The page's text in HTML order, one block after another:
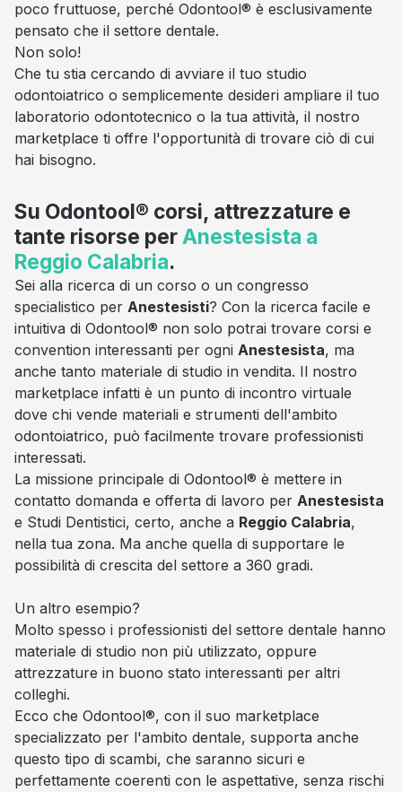
poco fruttuose, perché Odontool® è esclusivamente
pensato che il settore dentale.
Non solo!
Che tu stia cercando di avviare il tuo studio
odontoiatrico o semplicemente desideri ampliare il tuo
laboratorio odontotecnico o la tua attività, il nostro
marketplace ti offre l'opportunità di trovare ciò di cui
hai bisogno.
Su Odontool® corsi, attrezzature e
tante risorse per Anestesista a
Reggio Calabria.
Sei alla ricerca di un corso o un congresso
specialistico per Anestesisti? Con la ricerca facile e
intuitiva di Odontool® non solo potrai trovare corsi e
convention interessanti per ogni Anestesista, ma
anche tanto materiale di studio in vendita. Il nostro
marketplace infatti è un punto di incontro virtuale
dove chi vende materiali e strumenti dell'ambito
odontoiatrico, può facilmente trovare professionisti
interessati.
La missione principale di Odontool® è mettere in
contatto domanda e offerta di lavoro per Anestesista
e Studi Dentistici, certo, anche a Reggio Calabria,
nella tua zona. Ma anche quella di supportare le
possibilità di crescita del settore a 360 gradi.
Un altro esempio?
Molto spesso i professionisti del settore dentale hanno
materiale di studio non più utilizzato, oppure
attrezzature in buono stato interessanti per altri
colleghi.
Ecco che Odontool®, con il suo marketplace
specializzato per l'ambito dentale, supporta anche
questo tipo di scambi, che saranno sicuri e
perfettamente coerenti con le aspettative, senza rischi